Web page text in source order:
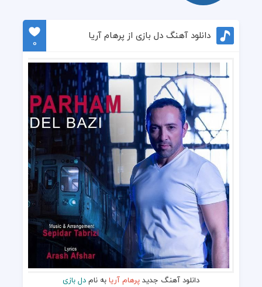
دانلود آهنگ دل بازی از پرهام آریا
0
دانلود آهنگ جدیدپرهام آریابه نامدل بازی